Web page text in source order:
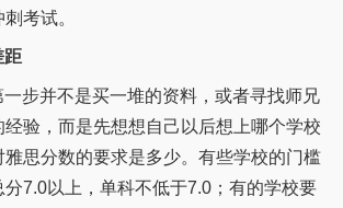
考试。
距
步并不是买一堆的资料，或者寻找师兄
验，而是先想想自己以后想上哪个学校
思分数的要求是多少。有些学校的门槛
7.0以上，单科不低于7.0；有的学校要